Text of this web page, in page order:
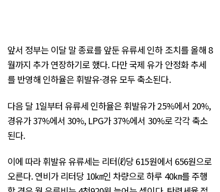
앞서 정부는 이달 말 종료를 앞둔 유류세 인하 조치를 올해 8
월까지 추가 연장하기로 했다. 다만 국제 유가 안정화 추세
를 반영해 인하율은 휘발유·경유 모두 축소된다.
다음 달 1일부터 유류세 인하율은 휘발유가 25%에서 20%,
경유가 37%에서 30%, LPG가 37%에서 30%로 각각 축소
된다.
이에 따라 휘발유 유류세는 리터(ℓ)당 615원에서 656원으로
오른다. 연비가 리터당 10㎞인 차량으로 하루 40㎞를 주행